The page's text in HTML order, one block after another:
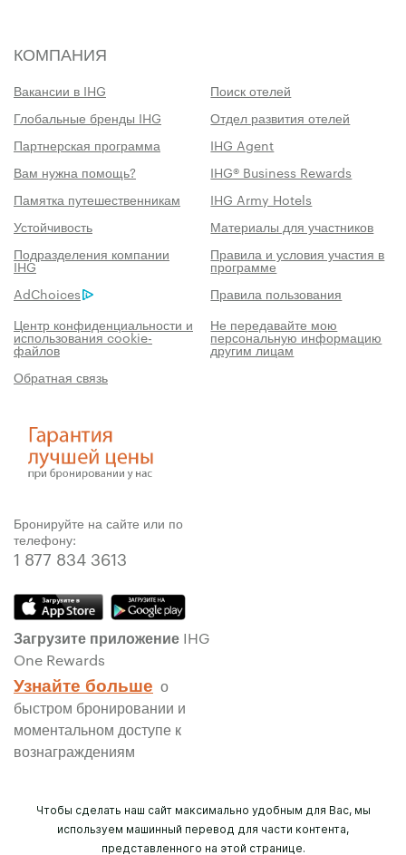
КОМПАНИЯ
Вакансии в IHG
Поиск отелей
Глобальные бренды IHG
Отдел развития отелей
Партнерская программа
IHG Agent
Вам нужна помощь?
IHG® Business Rewards
Памятка путешественникам
IHG Army Hotels
Устойчивость
Материалы для участников
Подразделения компании
IHG
Правила и условия участия в
программе
AdChoices
Правила пользования
Центр конфиденциальности и
использования cookie-
файлов
Не передавайте мою
персональную информацию
другим лицам
Обратная связь
Бронируйте на сайте или по
телефону:
1 877 834 3613
Загрузите приложение IHG
One Rewards
Узнайте больше о
быстром бронировании и
моментальном доступе к
вознаграждениям
Чтобы сделать наш сайт максимально удобным для Вас, мы
используем машинный перевод для части контента,
представленного на этой странице.